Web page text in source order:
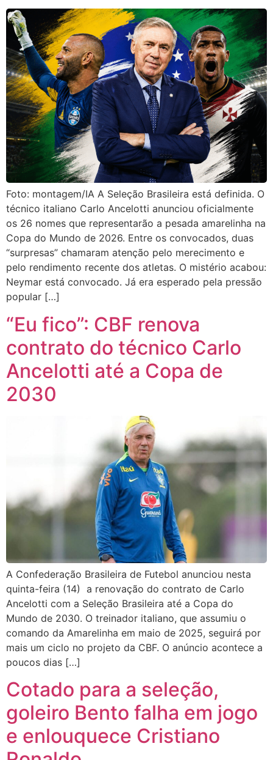
Foto: montagem/IA A Seleção Brasileira está definida. O
técnico italiano Carlo Ancelotti anunciou oficialmente
os 26 nomes que representarão a pesada amarelinha na
Copa do Mundo de 2026. Entre os convocados, duas
“surpresas” chamaram atenção pelo merecimento e
pelo rendimento recente dos atletas. O mistério acabou:
Neymar está convocado. Já era esperado pela pressão
popular […]
“Eu fico”: CBF renova
contrato do técnico Carlo
Ancelotti até a Copa de
2030
A Confederação Brasileira de Futebol anunciou nesta
quinta-feira (14) a renovação do contrato de Carlo
Ancelotti com a Seleção Brasileira até a Copa do
Mundo de 2030. O treinador italiano, que assumiu o
comando da Amarelinha em maio de 2025, seguirá por
mais um ciclo no projeto da CBF. O anúncio acontece a
poucos dias […]
Cotado para a seleção,
goleiro Bento falha em jogo
e enlouquece Cristiano